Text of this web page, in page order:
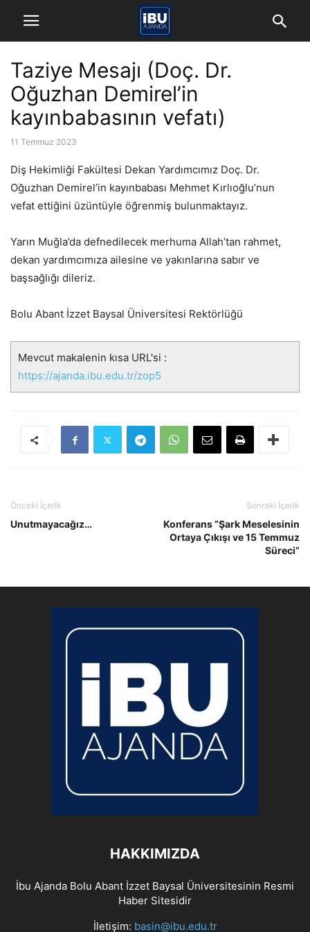
Taziye Mesajı (Doç. Dr.
Oğuzhan Demirel’in
kayınbabasının vefatı)
11 Temmuz 2023
Diş Hekimliği Fakültesi Dekan Yardımcımız Doç. Dr.
Oğuzhan Demirel’in kayınbabası Mehmet Kırlıoğlu’nun
vefat ettiğini üzüntüyle öğrenmiş bulunmaktayız.
Yarın Muğla’da defnedilecek merhuma Allah’tan rahmet,
dekan yardımcımıza ailesine ve yakınlarına sabır ve
başsağlığı dileriz.
Bolu Abant İzzet Baysal Üniversitesi Rektörlüğü
Mevcut makalenin kısa URL'si :
https://ajanda.ibu.edu.tr/zop5
Önceki İçerik
Unutmayacağız…
Sonraki İçerik
Konferans “Şark Meselesinin
Ortaya Çıkışı ve 15 Temmuz
Süreci”
HAKKIMIZDA
İbu Ajanda Bolu Abant İzzet Baysal Üniversitesinin Resmi
Haber Sitesidir
İletişim: basin@ibu.edu.tr